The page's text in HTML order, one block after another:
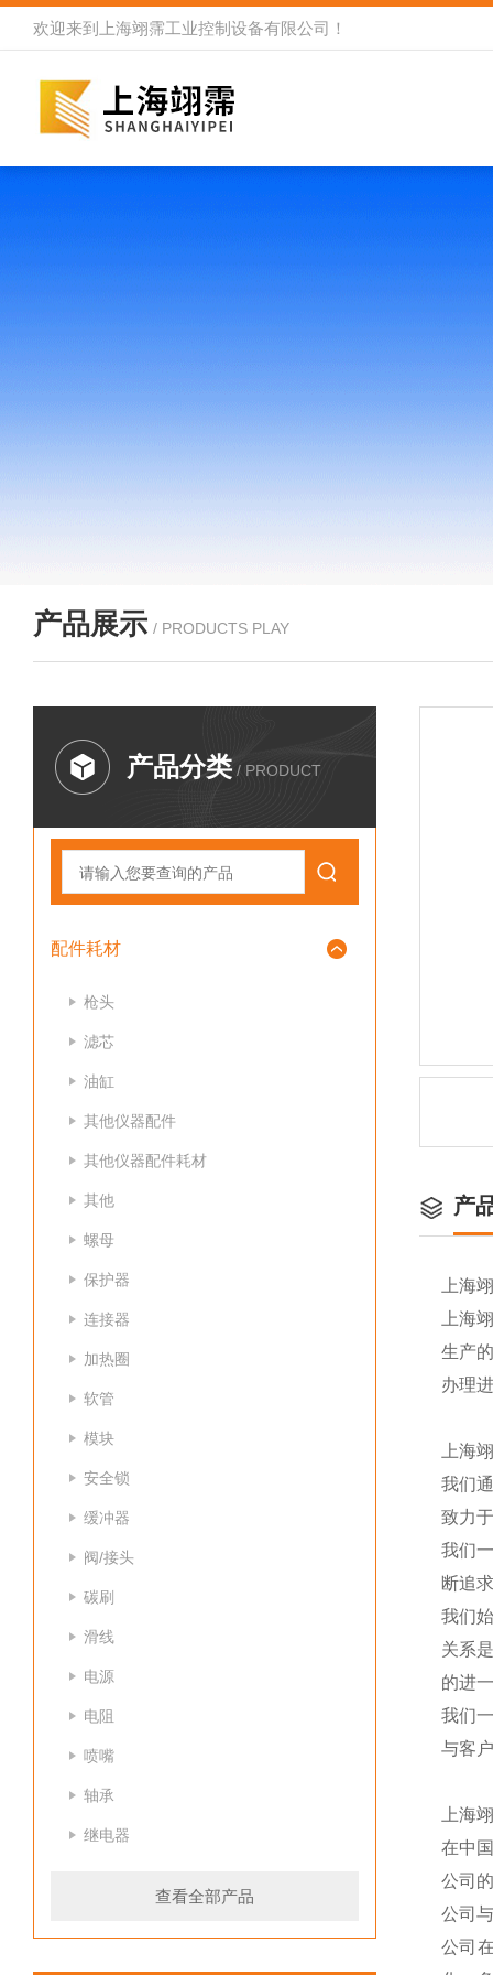
欢迎来到 上海翊霈工业控制设备有限公司 ！
产品展示 / PRODUCTS PLAY
产品分类 / PRODUCT
配件耗材
枪头
滤芯
油缸
其他仪器配件
其他仪器配件耗材
其他
螺母
保护器
连接器
加热圈
软管
模块
安全锁
缓冲器
阀/接头
碳刷
滑线
电源
电阻
喷嘴
轴承
继电器
查看全部产品
产
上海
上海
生产
办理
上海
我们
致力
我们
断追
我们
关系
的进
我们
与客
上海
在中
公司
公司
公司